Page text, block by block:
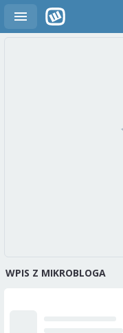
WPIS Z MIKROBLOGA